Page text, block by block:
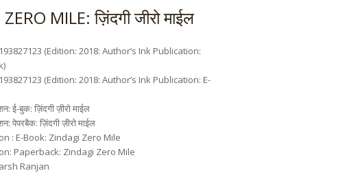
MILE: ज़िंदगी जीरो माईल
(Edition: 2018: Author’s Ink Publication:
(Edition: 2018: Author’s Ink Publication: E-
ई-बुक: ज़िंदगी ज़ीरो माईल
पेपरबैक: ज़िंदगी ज़ीरो माईल
: E-Book: Zindagi Zero Mile
Paperback: Zindagi Zero Mile
Ranjan